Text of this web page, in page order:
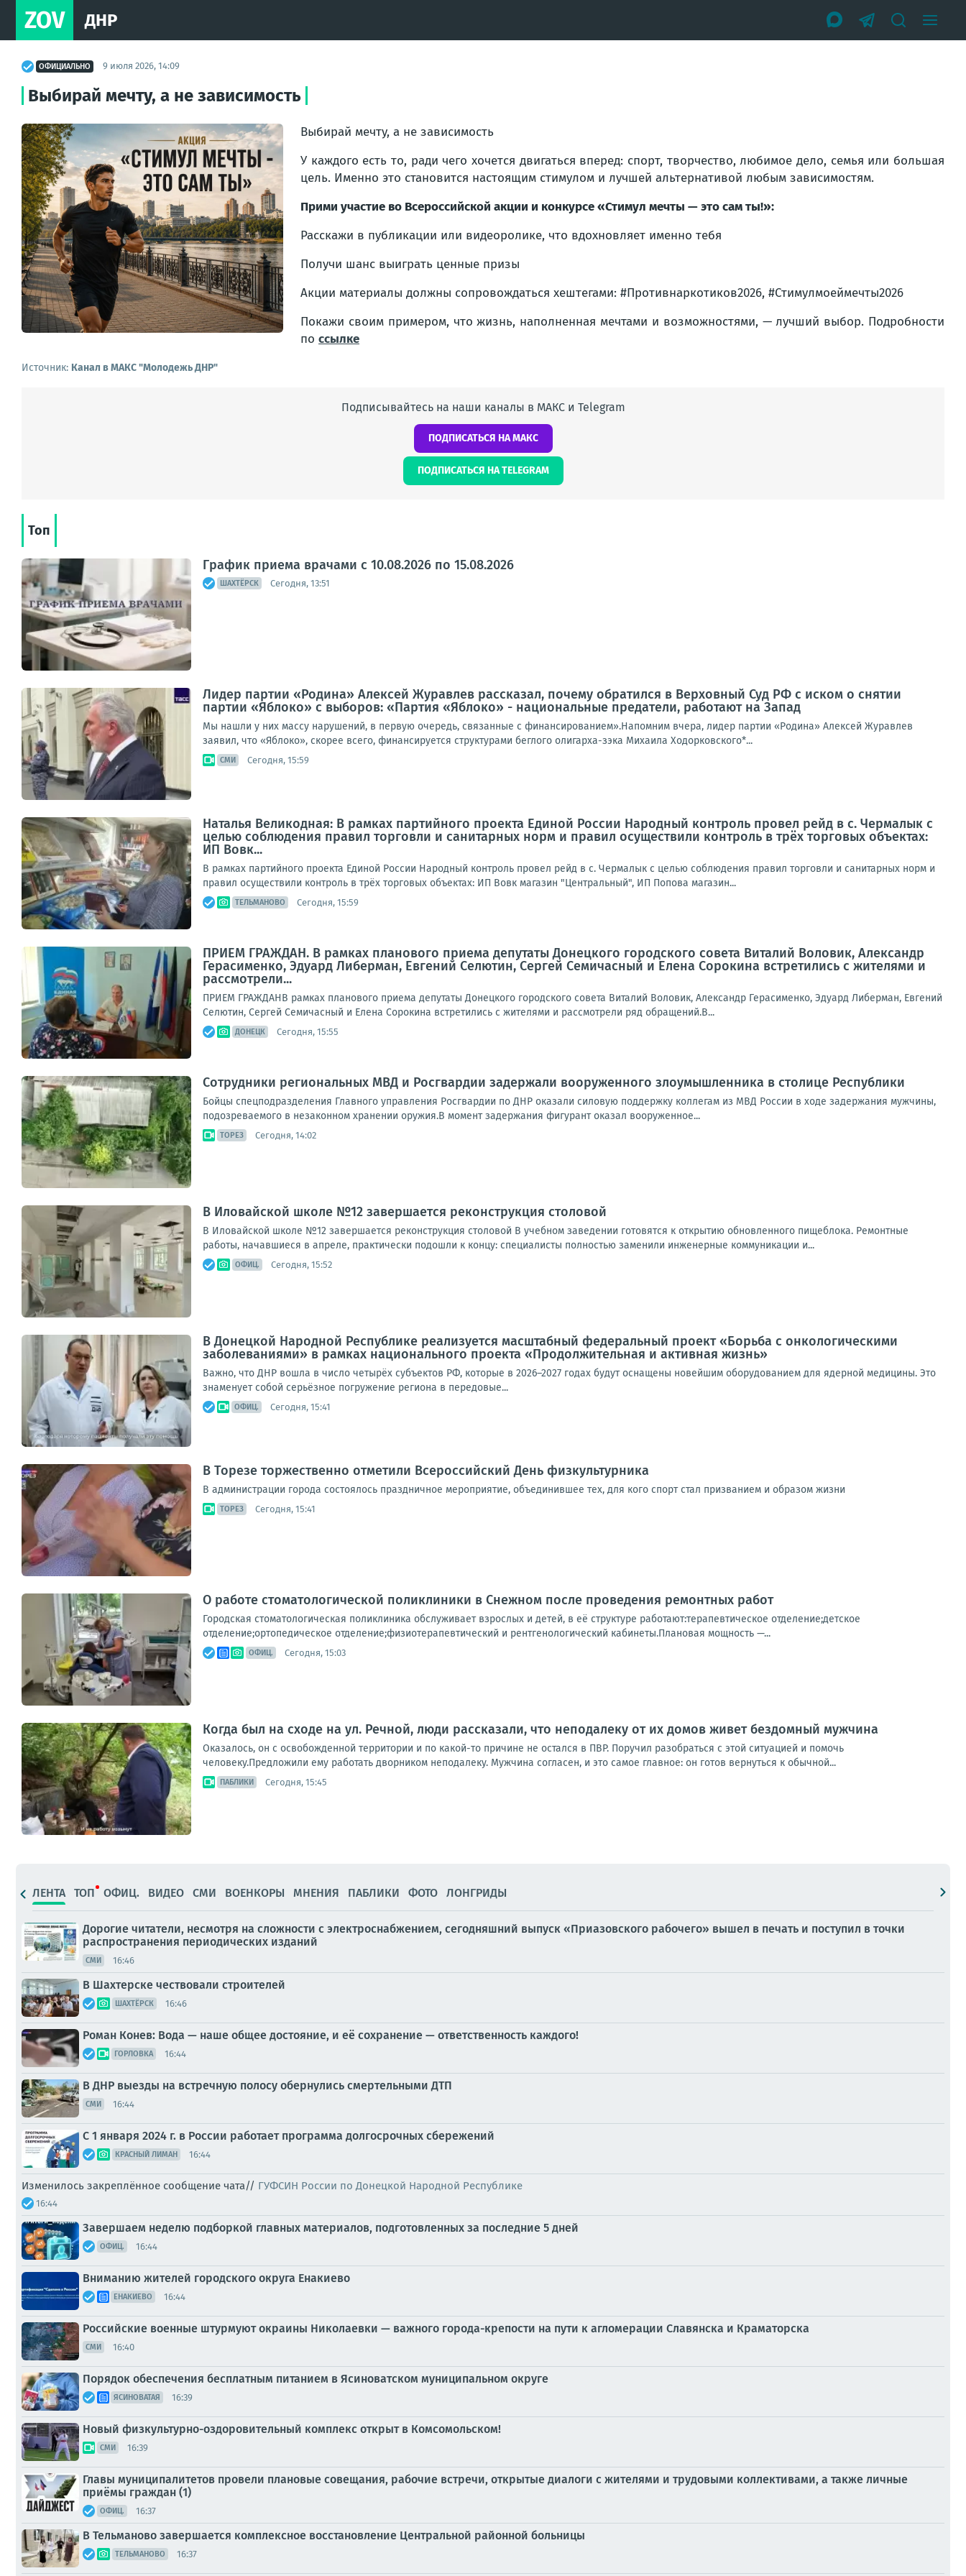
ZOV ДНР
ОФИЦИАЛЬНО 9 июля 2026, 14:09
Выбирай мечту, а не зависимость
Выбирай мечту, а не зависимость
У каждого есть то, ради чего хочется двигаться вперед: спорт, творчество, любимое дело, семья или большая
цель. Именно это становится настоящим стимулом и лучшей альтернативой любым зависимостям.
Прими участие во Всероссийской акции и конкурсе «Стимул мечты — это сам ты!»:
Расскажи в публикации или видеоролике, что вдохновляет именно тебя
Получи шанс выиграть ценные призы
Акции материалы должны сопровождаться хештегами: #Противнаркотиков2026, #Стимулмоеймечты2026
Покажи своим примером, что жизнь, наполненная мечтами и возможностями, — лучший выбор. Подробности
по ссылке
Источник: Канал в МАКС "Молодежь ДНР"
Подписывайтесь на наши каналы в МАКС и Telegram
ПОДПИСАТЬСЯ НА МАКС
ПОДПИСАТЬСЯ НА TELEGRAM
Топ
График приема врачами с 10.08.2026 по 15.08.2026
ШАХТЁРСК Сегодня, 13:51
Лидер партии «Родина» Алексей Журавлев рассказал, почему обратился в Верховный Суд РФ с иском о снятии
партии «Яблоко» с выборов: «Партия «Яблоко» - национальные предатели, работают на Запад
Мы нашли у них массу нарушений, в первую очередь, связанные с финансированием».Напомним вчера, лидер партии «Родина» Алексей Журавлев
заявил, что «Яблоко», скорее всего, финансируется структурами беглого олигарха-зэка Михаила Ходорковского*...
СМИ Сегодня, 15:59
Наталья Великодная: В рамках партийного проекта Единой России Народный контроль провел рейд в с. Чермалык с
целью соблюдения правил торговли и санитарных норм и правил осуществили контроль в трёх торговых объектах:
ИП Вовк...
В рамках партийного проекта Единой России Народный контроль провел рейд в с. Чермалык с целью соблюдения правил торговли и санитарных норм и
правил осуществили контроль в трёх торговых объектах: ИП Вовк магазин "Центральный", ИП Попова магазин...
ТЕЛЬМАНОВО Сегодня, 15:59
ПРИЕМ ГРАЖДАН. В рамках планового приема депутаты Донецкого городского совета Виталий Воловик, Александр
Герасименко, Эдуард Либерман, Евгений Селютин, Сергей Семичасный и Елена Сорокина встретились с жителями и
рассмотрели...
ПРИЕМ ГРАЖДАНВ рамках планового приема депутаты Донецкого городского совета Виталий Воловик, Александр Герасименко, Эдуард Либерман, Евгений
Селютин, Сергей Семичасный и Елена Сорокина встретились с жителями и рассмотрели ряд обращений.В...
ДОНЕЦК Сегодня, 15:55
Сотрудники региональных МВД и Росгвардии задержали вооруженного злоумышленника в столице Республики
Бойцы спецподразделения Главного управления Росгвардии по ДНР оказали силовую поддержку коллегам из МВД России в ходе задержания мужчины,
подозреваемого в незаконном хранении оружия.В момент задержания фигурант оказал вооруженное...
ТОРЕЗ Сегодня, 14:02
В Иловайской школе №12 завершается реконструкция столовой
В Иловайской школе №12 завершается реконструкция столовой В учебном заведении готовятся к открытию обновленного пищеблока. Ремонтные
работы, начавшиеся в апреле, практически подошли к концу: специалисты полностью заменили инженерные коммуникации и...
ОФИЦ. Сегодня, 15:52
В Донецкой Народной Республике реализуется масштабный федеральный проект «Борьба с онкологическими
заболеваниями» в рамках национального проекта «Продолжительная и активная жизнь»
Важно, что ДНР вошла в число четырёх субъектов РФ, которые в 2026–2027 годах будут оснащены новейшим оборудованием для ядерной медицины. Это
знаменует собой серьёзное погружение региона в передовые...
ОФИЦ. Сегодня, 15:41
В Торезе торжественно отметили Всероссийский День физкультурника
В администрации города состоялось праздничное мероприятие, объединившее тех, для кого спорт стал призванием и образом жизни
ТОРЕЗ Сегодня, 15:41
О работе стоматологической поликлиники в Снежном после проведения ремонтных работ
Городская стоматологическая поликлиника обслуживает взрослых и детей, в её структуре работают:терапевтическое отделение;детское
отделение;ортопедическое отделение;физиотерапевтический и рентгенологический кабинеты.Плановая мощность —...
ОФИЦ. Сегодня, 15:03
Когда был на сходе на ул. Речной, люди рассказали, что неподалеку от их домов живет бездомный мужчина
Оказалось, он с освобожденной территории и по какой-то причине не остался в ПВР. Поручил разобраться с этой ситуацией и помочь
человеку.Предложили ему работать дворником неподалеку. Мужчина согласен, и это самое главное: он готов вернуться к обычной...
ПАБЛИКИ Сегодня, 15:45
ЛЕНТА ТОП ОФИЦ. ВИДЕО СМИ ВОЕНКОРЫ МНЕНИЯ ПАБЛИКИ ФОТО ЛОНГРИДЫ
Дорогие читатели, несмотря на сложности с электроснабжением, сегодняшний выпуск «Приазовского рабочего» вышел в печать и поступил в точки
распространения периодических изданий
СМИ 16:46
В Шахтерске чествовали строителей
ШАХТЁРСК 16:46
Роман Конев: Вода — наше общее достояние, и её сохранение — ответственность каждого!
ГОРЛОВКА 16:44
В ДНР выезды на встречную полосу обернулись смертельными ДТП
СМИ 16:44
С 1 января 2024 г. в России работает программа долгосрочных сбережений
КРАСНЫЙ ЛИМАН 16:44
Изменилось закреплённое сообщение чата// ГУФСИН России по Донецкой Народной Республике
16:44
Завершаем неделю подборкой главных материалов, подготовленных за последние 5 дней
ОФИЦ. 16:44
Вниманию жителей городского округа Енакиево
ЕНАКИЕВО 16:44
Российские военные штурмуют окраины Николаевки — важного города-крепости на пути к агломерации Славянска и Краматорска
СМИ 16:40
Порядок обеспечения бесплатным питанием в Ясиноватском муниципальном округе
ЯСИНОВАТАЯ 16:39
Новый физкультурно-оздоровительный комплекс открыт в Комсомольском!
СМИ 16:39
Главы муниципалитетов провели плановые совещания, рабочие встречи, открытые диалоги с жителями и трудовыми коллективами, а также личные
приёмы граждан (1)
ОФИЦ. 16:37
В Тельманово завершается комплексное восстановление Центральной районной больницы
ТЕЛЬМАНОВО 16:37